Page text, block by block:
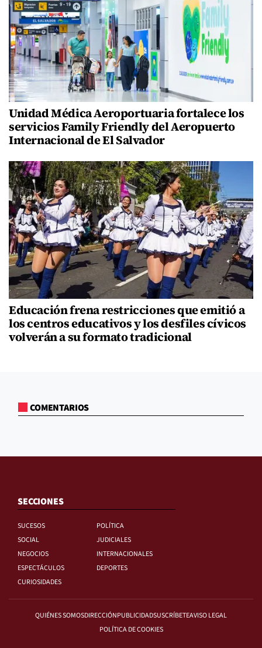
Unidad Médica Aeroportuaria fortalece los
servicios Family Friendly del Aeropuerto
Internacional de El Salvador
Educación frena restricciones que emitió a
los centros educativos y los desfiles cívicos
volverán a su formato tradicional
COMENTARIOS
SECCIONES
SUCESOS
POLÍTICA
SOCIAL
JUDICIALES
NEGOCIOS
INTERNACIONALES
ESPECTÁCULOS
DEPORTES
CURIOSIDADES
QUIÉNES SOMOSDIRECCIÓNPUBLICIDADSUSCRÍBETEAVISO LEGAL
POLÍTICA DE COOKIES